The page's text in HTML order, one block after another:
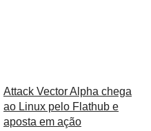
Attack Vector Alpha chega
ao Linux pelo Flathub e
aposta em ação